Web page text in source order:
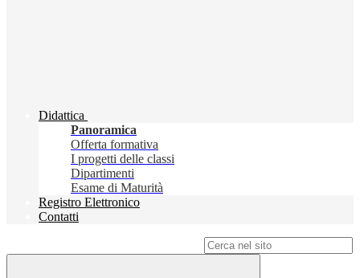
Didattica
Panoramica
Offerta formativa
I progetti delle classi
Dipartimenti
Esame di Maturità
Registro Elettronico
Contatti